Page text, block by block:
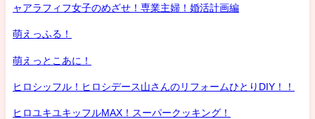
ャアラフィフ女子のめざせ！専業主婦！婚活計画編
萌えっふる！
萌えっとこあに！
ヒロシッフル！ヒロシデース山さんのリフォームひとりDIY！！
ヒロユキユキッフルMAX！スーパークッキング！